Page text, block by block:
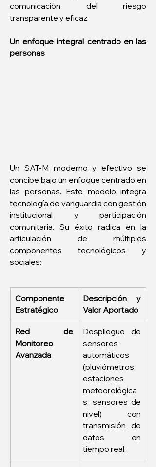
comunicación del riesgo
transparente y eficaz.
Un enfoque integral centrado en las
personas
Un SAT-M moderno y efectivo se
concibe bajo un enfoque centrado en
las personas. Este modelo integra
tecnología de vanguardia con gestión
institucional y participación
comunitaria. Su éxito radica en la
articulación de múltiples
componentes tecnológicos y
sociales:
Componente
Estratégico
Descripción y
Valor Aportado
Red de
Monitoreo
Avanzada
Despliegue de
sensores
automáticos
(pluviómetros,
estaciones
meteorológica
s, sensores de
nivel) con
transmisión de
datos en
tiempo real.